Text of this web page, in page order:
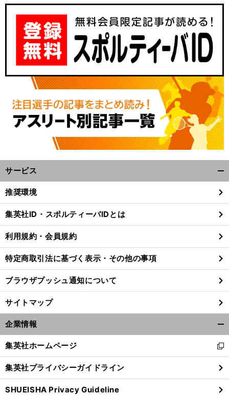
サービス
閉
る
推奨環境
集英社ID・スポルティーバIDとは
利用規約・会員規約
特定商取引法に基づく表示・その他の事項
ブラウザプッシュ通知について
サイトマップ
企業情報
閉
る
集英社ホームページ
新
し
い
ウ
ィ
集英社プライバシーガイドライン
SHUEISHA Privacy Guideline